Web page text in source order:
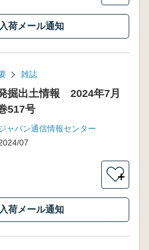
荷メール通知
雑誌
掘出土情報 2024年7月
517号
ャパン通信情報センター
07
＋
荷メール通知